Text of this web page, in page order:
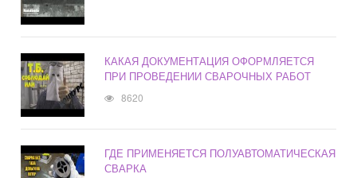
КАКАЯ ДОКУМЕНТАЦИЯ ОФОРМЛЯЕТСЯ
ПРИ ПРОВЕДЕНИИ СВАРОЧНЫХ РАБОТ
8620
ГДЕ ПРИМЕНЯЕТСЯ ПОЛУАВТОМАТИЧЕСКАЯ
СВАРКА